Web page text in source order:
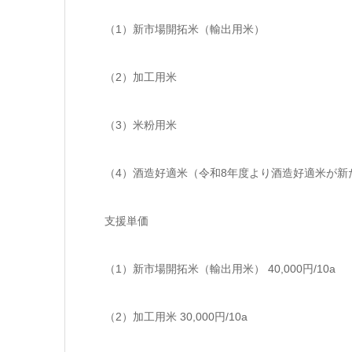
（1）新市場開拓米（輸出用米）
（2）加工用米
（3）米粉用米
（4）酒造好適米（令和8年度より酒造好適米が新
支援単価
（1）新市場開拓米（輸出用米） 40,000円/10a
（2）加工用米 30,000円/10a